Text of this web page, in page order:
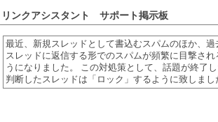
リンクアシスタント サポート掲示板
最近、新規スレッドとして書込むスパムのほか、過
スレッドに返信する形でのスパムが頻繁に目撃され
うになりました。 この対処策として、話題が終了
判断したスレッドは「ロック」するように致しまし